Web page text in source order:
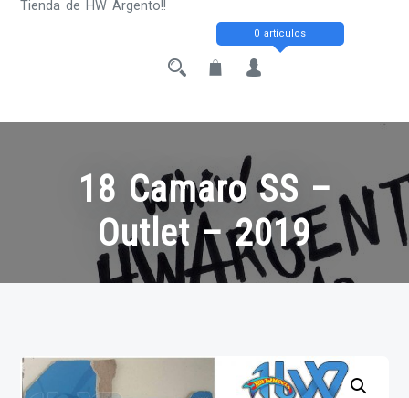
Tienda de HW Argento!!
0 artículos
18 Camaro SS –
Outlet – 2019